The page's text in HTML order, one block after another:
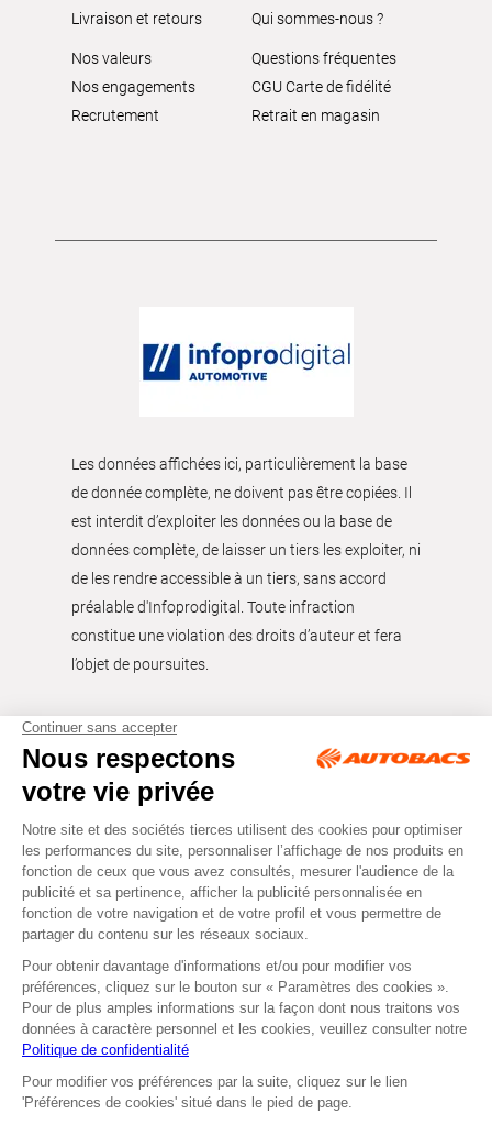
Livraison et retours
Qui sommes-nous ?
Nos valeurs
Nos engagements
Recrutement
Questions fréquentes
CGU Carte de fidélité
Retrait en magasin
Les données affichées ici, particulièrement la base
de donnée complète, ne doivent pas être copiées. Il
est interdit d’exploiter les données ou la base de
données complète, de laisser un tiers les exploiter, ni
de les rendre accessible à un tiers, sans accord
préalable d'Infoprodigital. Toute infraction
constitue une violation des droits d’auteur et fera
l’objet de poursuites.
Tous droits réservés © Autobacs
Mentions légales RGPD
Cookies CGV
Facebook Instagram